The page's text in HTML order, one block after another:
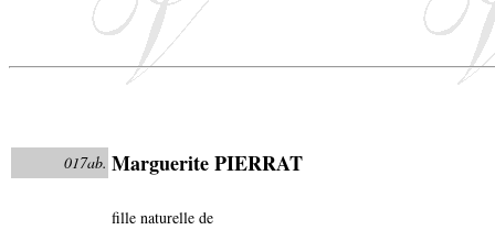
017ab. Marguerite PIERRAT
fille naturelle de